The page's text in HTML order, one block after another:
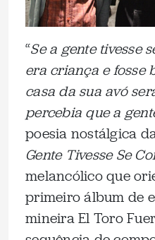
“Se a gente tivesse
era criança e fosse
casa da sua avó
percebia que a
poesia nostálgica
Gente Tivesse Se
melancólico que
primeiro álbum de
mineira El Toro